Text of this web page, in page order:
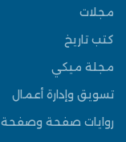
مجلات
كتب تاريخ
مجلة ميكي
تسويق وإدارة أعمال
روايات صفحة وصفحة